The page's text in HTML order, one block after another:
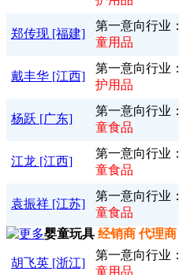
郑传现 [福建]
第一意向行业：
童用品
戴丰华 [江西]
第一意向行业：
护用品
杨跃 [广东]
第一意向行业：
童食品
江龙 [江西]
第一意向行业：
童食品
袁振祥 [江苏]
第一意向行业：
童食品
婴童玩具 经销商 代理商
胡飞英 [浙江]
第一意向行业：
童用品